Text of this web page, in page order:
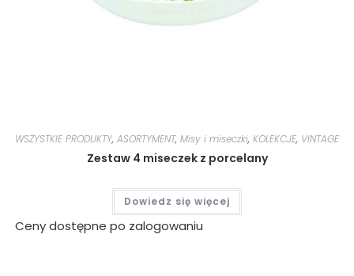
WSZYSTKIE PRODUKTY, ASORTYMENT, Misy i miseczki, KOLEKCJE, VINTAGE
Zestaw 4 miseczek z porcelany
Dowiedz się więcej
Ceny dostępne po zalogowaniu